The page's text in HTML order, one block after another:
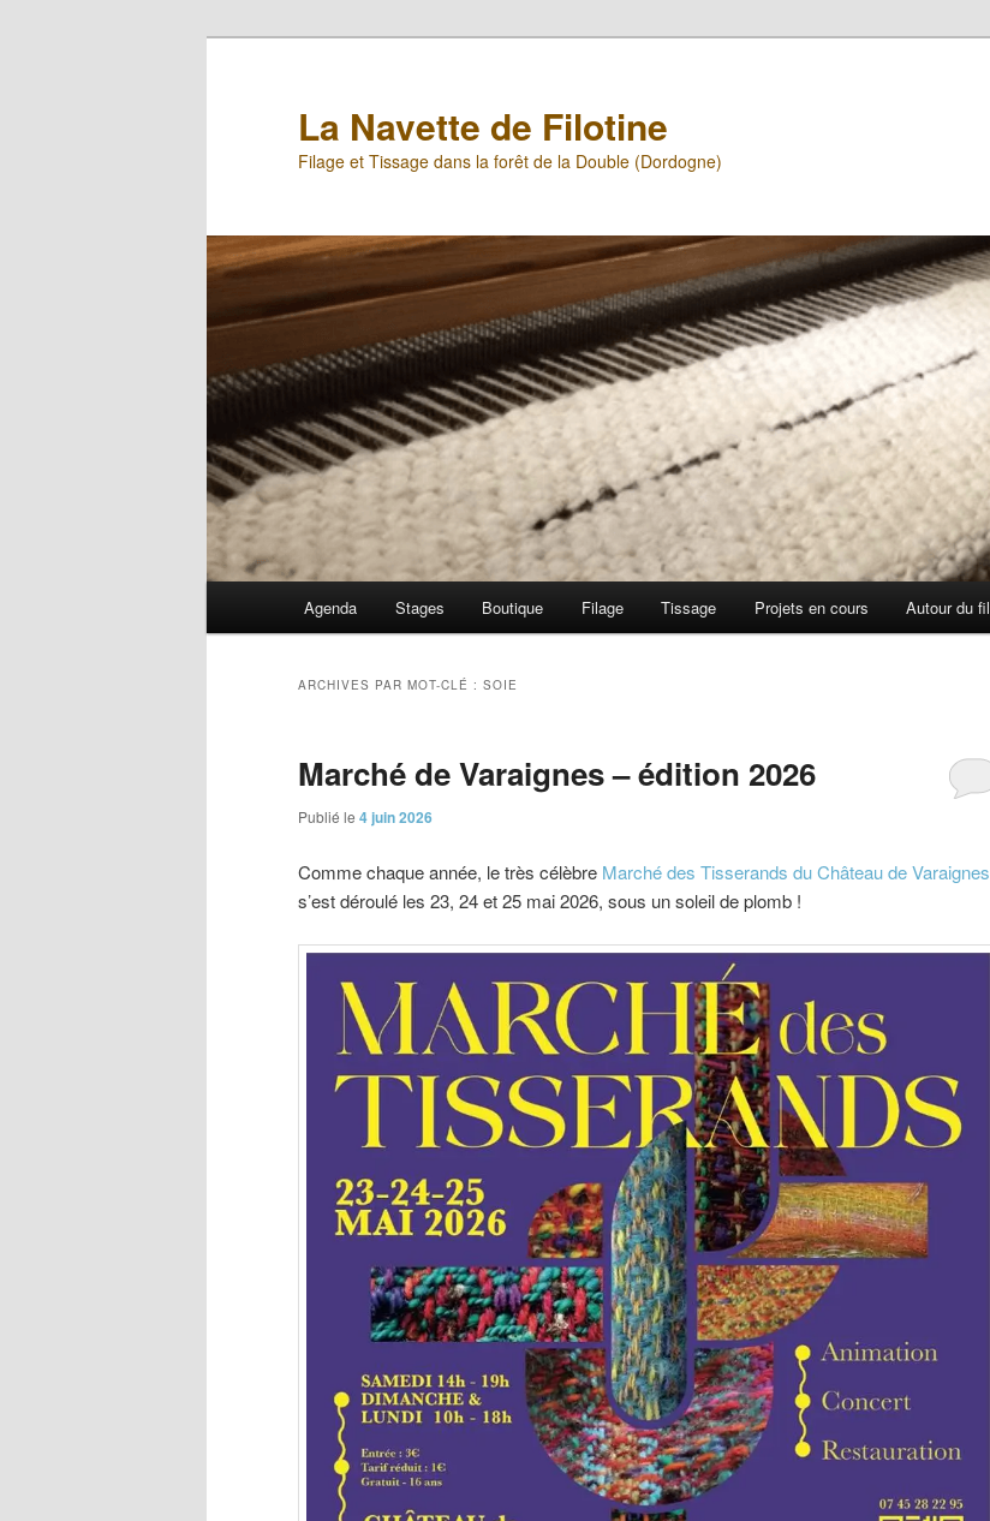
La Navette de Filotine
Filage et Tissage dans la forêt de la Double (Dordogne)
Agenda Stages Boutique Filage Tissage Projets en cours Autour du fil
ARCHIVES PAR MOT-CLÉ : SOIE
Marché de Varaignes – édition 2026
Publié le 4 juin 2026
Comme chaque année, le très célèbre Marché des Tisserands du Château de Varaignes
s’est déroulé les 23, 24 et 25 mai 2026, sous un soleil de plomb !